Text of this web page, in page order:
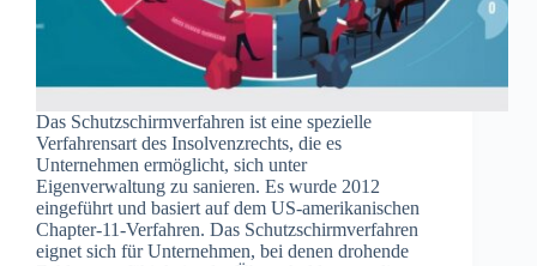
Das Schutzschirmverfahren ist eine spezielle
Verfahrensart des Insolvenzrechts, die es
Unternehmen ermöglicht, sich unter
Eigenverwaltung zu sanieren. Es wurde 2012
eingeführt und basiert auf dem US-amerikanischen
Chapter-11-Verfahren. Das Schutzschirmverfahren
eignet sich für Unternehmen, bei denen drohende